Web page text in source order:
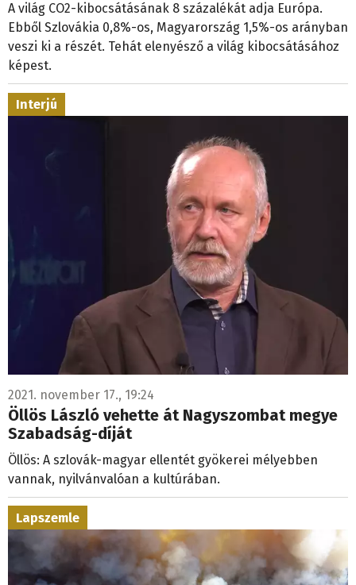
A világ CO2-kibocsátásának 8 százalékát adja Európa.
Ebből Szlovákia 0,8%-os, Magyarország 1,5%-os arányban
veszi ki a részét. Tehát elenyésző a világ kibocsátásához
képest.
Interjú
2021. november 17., 19:24
Öllös László vehette át Nagyszombat megye
Szabadság-díját
Öllös: A szlovák-magyar ellentét gyökerei mélyebben
vannak, nyilvánvalóan a kultúrában.
Lapszemle